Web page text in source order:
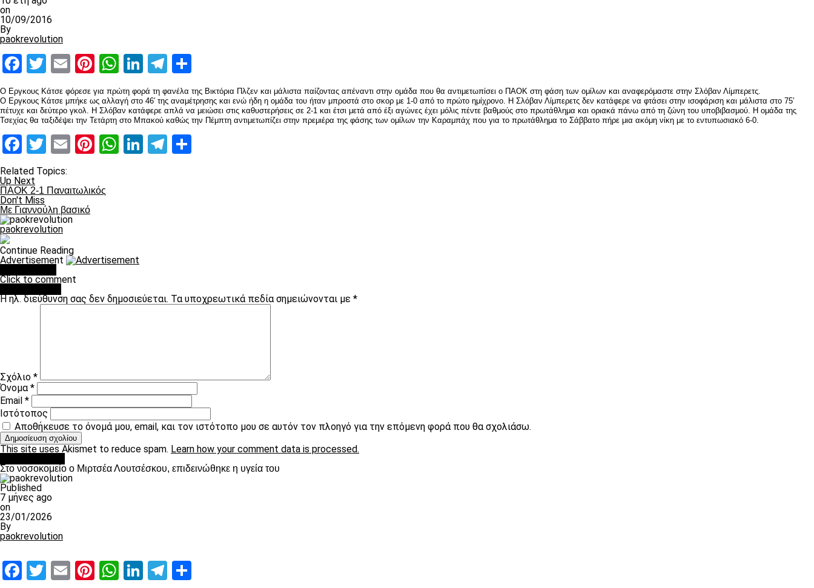
on
10/09/2016
By
paokrevolution
Facebook
Twitter
EmailPinterest
WhatsApp
LinkedIn
Telegram
Ο Εργκους Κάτσε φόρεσε για πρώτη φορά τη φανέλα της Βικτόρια Πλζεν και μάλιστα παίζοντας απέναντι στην ομάδα που θα αντιμετωπίσει ο ΠΑΟΚ στη φάση των ομίλων και αναφερόμαστε στην Σλόβαν Λίμπερετς.
Ο Εργκους Κάτσε μπήκε ως αλλαγή στο 46′ της αναμέτρησης και ενώ ήδη η ομάδα του ήταν μπροστά στο σκορ με 1-0 από το πρώτο ημίχρονο. Η Σλόβαν Λίμπερετς δεν κατάφερε να φτάσει στην ισοφάριση και μάλιστα στο 75′
πέτυχε και δεύτερο γκολ. Η Σλόβαν κατάφερε απλά να μειώσει στις καθυστερήσεις σε 2-1 και έτσι μετά από έξι αγώνες έχει μόλις πέντε βαθμούς στο πρωτάθλημα και οριακά πάνω από τη ζώνη του υποβιβασμού. Η ομάδα της
Τσεχίας θα ταξιδέψει την Τετάρτη στο Μπακού καθώς την Πέμπτη αντιμετωπίζει στην πρεμιέρα της φάσης των ομίλων την Καραμπάχ που για το πρωτάθλημα το Σάββατο πήρε μια ακόμη νίκη με το εντυπωσιακό 6-0.
Facebook
Twitter
EmailPinterest
WhatsApp
LinkedIn
Telegram
Related Topics:
Up Next
ΠΑΟΚ 2-1 Παναιτωλικός
Don't Miss
Με Γιαννούλη βασικό
paokrevolution
Continue Reading
Advertisement
Click to comment
Η ηλ. διεύθυνση σας δεν δημοσιεύεται. Τα υποχρεωτικά πεδία σημειώνονται με *
Σχόλιο *
Όνομα*
Email *
Ιστότοπος
Αποθήκευσε το όνομά μου, email, και τον ιστότοπο μου σε αυτόν τον πλοηγό για την επόμενη φορά που θα σχολιάσω.
This site uses Akismet to reduce spam. Learn how your comment data is processed.
Στο νοσοκομείο ο Μιρτσέα Λουτσέσκου, επιδεινώθηκε η υγεία του
Published
7 μήνες ago
on
23/01/2026
By
paokrevolution
Facebook
Twitter
EmailPinterest
WhatsApp
LinkedIn
Telegram